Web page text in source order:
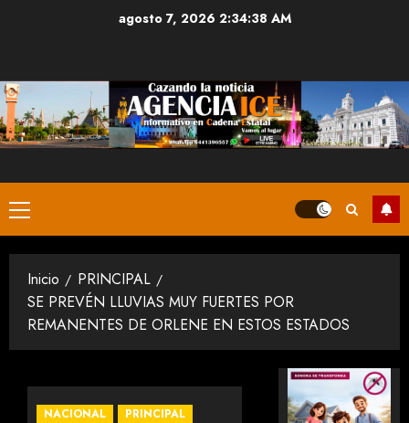
agosto 7, 2026 2:34:38 AM
Menú
principal
Inicio
PRINCIPAL
SE PREVÉN LLUVIAS MUY FUERTES POR
REMANENTES DE ORLENE EN ESTOS ESTADOS
NACIONAL PRINCIPAL